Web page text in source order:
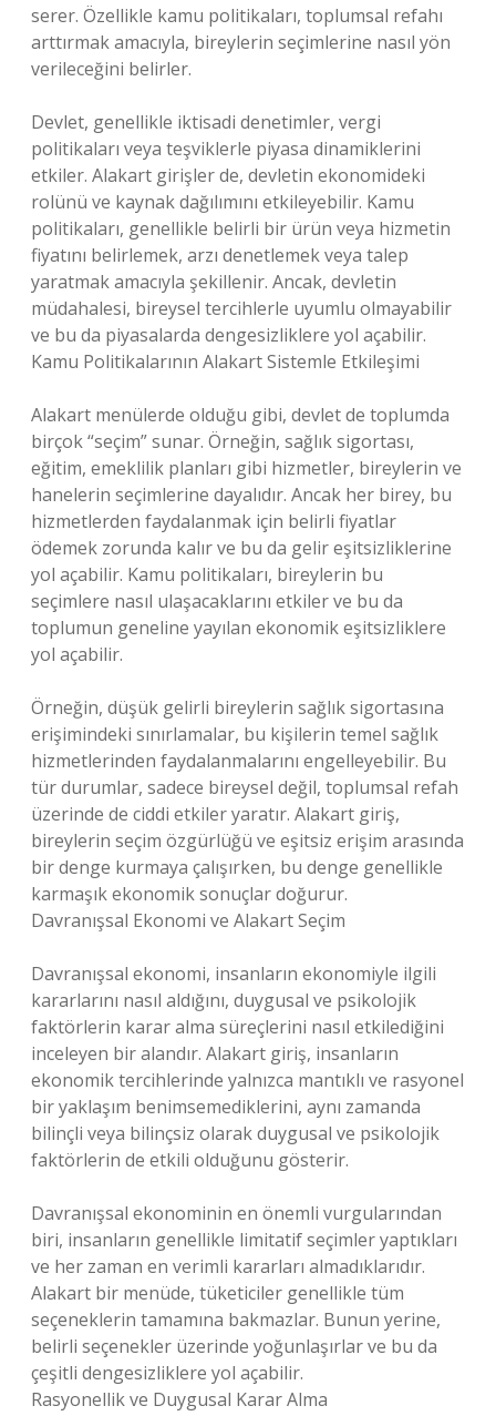
serer. Özellikle kamu politikaları, toplumsal refahı
arttırmak amacıyla, bireylerin seçimlerine nasıl yön
verileceğini belirler.
Devlet, genellikle iktisadi denetimler, vergi
politikaları veya teşviklerle piyasa dinamiklerini
etkiler. Alakart girişler de, devletin ekonomideki
rolünü ve kaynak dağılımını etkileyebilir. Kamu
politikaları, genellikle belirli bir ürün veya hizmetin
fiyatını belirlemek, arzı denetlemek veya talep
yaratmak amacıyla şekillenir. Ancak, devletin
müdahalesi, bireysel tercihlerle uyumlu olmayabilir
ve bu da piyasalarda dengesizliklere yol açabilir.
Kamu Politikalarının Alakart Sistemle Etkileşimi
Alakart menülerde olduğu gibi, devlet de toplumda
birçok “seçim” sunar. Örneğin, sağlık sigortası,
eğitim, emeklilik planları gibi hizmetler, bireylerin ve
hanelerin seçimlerine dayalıdır. Ancak her birey, bu
hizmetlerden faydalanmak için belirli fiyatlar
ödemek zorunda kalır ve bu da gelir eşitsizliklerine
yol açabilir. Kamu politikaları, bireylerin bu
seçimlere nasıl ulaşacaklarını etkiler ve bu da
toplumun geneline yayılan ekonomik eşitsizliklere
yol açabilir.
Örneğin, düşük gelirli bireylerin sağlık sigortasına
erişimindeki sınırlamalar, bu kişilerin temel sağlık
hizmetlerinden faydalanmalarını engelleyebilir. Bu
tür durumlar, sadece bireysel değil, toplumsal refah
üzerinde de ciddi etkiler yaratır. Alakart giriş,
bireylerin seçim özgürlüğü ve eşitsiz erişim arasında
bir denge kurmaya çalışırken, bu denge genellikle
karmaşık ekonomik sonuçlar doğurur.
Davranışsal Ekonomi ve Alakart Seçim
Davranışsal ekonomi, insanların ekonomiyle ilgili
kararlarını nasıl aldığını, duygusal ve psikolojik
faktörlerin karar alma süreçlerini nasıl etkilediğini
inceleyen bir alandır. Alakart giriş, insanların
ekonomik tercihlerinde yalnızca mantıklı ve rasyonel
bir yaklaşım benimsemediklerini, aynı zamanda
bilinçli veya bilinçsiz olarak duygusal ve psikolojik
faktörlerin de etkili olduğunu gösterir.
Davranışsal ekonominin en önemli vurgularından
biri, insanların genellikle limitatif seçimler yaptıkları
ve her zaman en verimli kararları almadıklarıdır.
Alakart bir menüde, tüketiciler genellikle tüm
seçeneklerin tamamına bakmazlar. Bunun yerine,
belirli seçenekler üzerinde yoğunlaşırlar ve bu da
çeşitli dengesizliklere yol açabilir.
Rasyonellik ve Duygusal Karar Alma